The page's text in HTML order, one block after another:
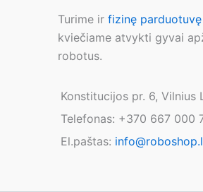
Turime ir fizinę
kviečiame atvykti gyvai
robotus.
Konstitucijos pr. 6, Vilnius
Telefonas: +370 667 000
El.paštas: